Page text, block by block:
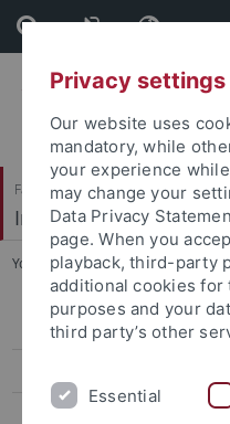
Skip
to
content
Skip
to
footer
Faculty of Economics and Social
Institute of Education
You are here: Home ...
Central Offices
Beirat
Privacy settings
Our website uses
mandatory, while
your experience
may change your
Data Privacy
page. When you
playback, third-party
additional cookies
purposes and your
third party’s other
Essential